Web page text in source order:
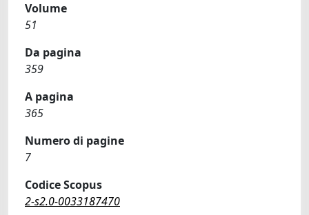
Volume
51
Da pagina
359
A pagina
365
Numero di pagine
7
Codice Scopus
2-s2.0-0033187470